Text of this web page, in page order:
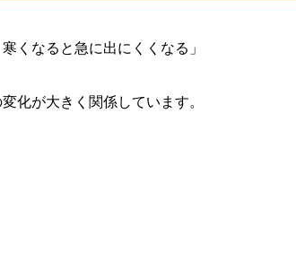
くなると急に出にくくなる」
化が大きく関係しています。